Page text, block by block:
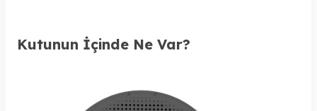
Kutunun İçinde Ne Var?